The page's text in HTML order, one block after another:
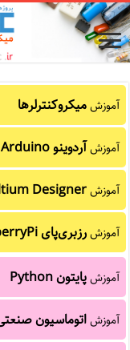
آموزشمیکروکنترلرها
آموزشآردوینو Arduino
آموزشDesigner
آموزشرزبری‌پای RaspberryPi
آموزشپایتون Python
آموزشاتوماسیون